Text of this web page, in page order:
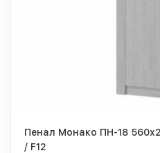
Пенал Монако ПН-18
/ F12